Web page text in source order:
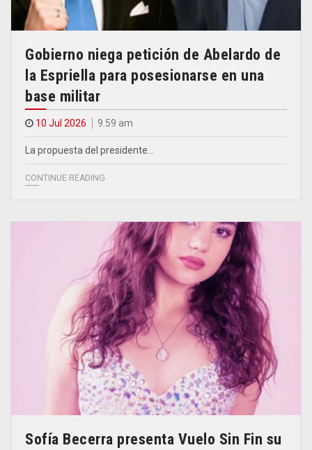
Gobierno niega petición de Abelardo de
la Espriella para posesionarse en una
base militar
10 Jul 2026 9.59 am
La propuesta del presidente…
CONTINUE READING
Sofía Becerra presenta Vuelo Sin Fin su